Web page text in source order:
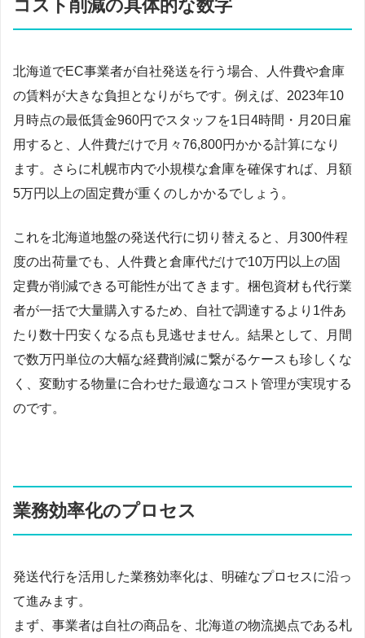
コスト削減の具体的な数字
北海道でEC事業者が自社発送を行う場合、人件費や倉庫
の賃料が大きな負担となりがちです。例えば、2023年10
月時点の最低賃金960円でスタッフを1日4時間・月20日雇
用すると、人件費だけで月々76,800円かかる計算になり
ます。さらに札幌市内で小規模な倉庫を確保すれば、月額
5万円以上の固定費が重くのしかかるでしょう。
これを北海道地盤の発送代行に切り替えると、月300件程
度の出荷量でも、人件費と倉庫代だけで10万円以上の固
定費が削減できる可能性が出てきます。梱包資材も代行業
者が一括で大量購入するため、自社で調達するより1件あ
たり数十円安くなる点も見逃せません。結果として、月間
で数万円単位の大幅な経費削減に繋がるケースも珍しくな
く、変動する物量に合わせた最適なコスト管理が実現する
のです。
業務効率化のプロセス
発送代行を活用した業務効率化は、明確なプロセスに沿っ
て進みます。
まず、事業者は自社の商品を、北海道の物流拠点である札